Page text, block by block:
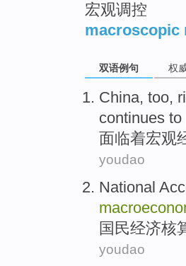
宏观调控
macroscopic
双语例句 权
China, too,
continues to
面临着宏观
youdao
National
国民经济核
youdao